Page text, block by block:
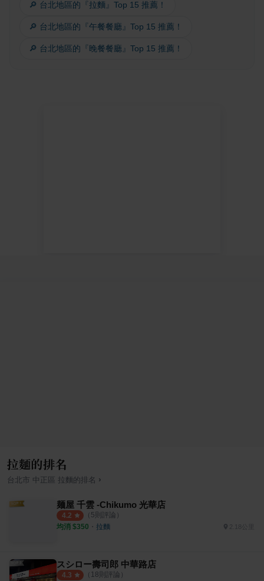
🔎 台北地區的『拉麵』Top 15 推薦！
🔎 台北地區的『午餐餐廳』Top 15 推薦！
🔎 台北地區的『晚餐餐廳』Top 15 推薦！
拉麵的排名
台北市 中正區 拉麵的排名 ›
麺屋 千雲 -Chikumo 光華店
4.2 （ 5則評論）
均消 $350 ・ 拉麵
スシロー壽司郎 中華路店
4.3 （ 18則評論）